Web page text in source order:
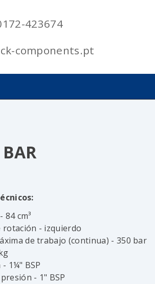
423674
components.pt
84 cm³
rotación - izquierdo
de trabajo (continua) - 350 bar
1¼" BSP
- 1" BSP